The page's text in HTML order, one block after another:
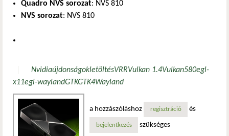
Quadro NVS sorozat: NVS 810
NVS sorozat: NVS 810
NvidiaújdonságokletöltésVRRVulkan 1.4Vulkan580egl-
x11egl-waylandGTKGTK4Wayland
a hozzászóláshoz regisztráció és
bejelentkezés szükséges